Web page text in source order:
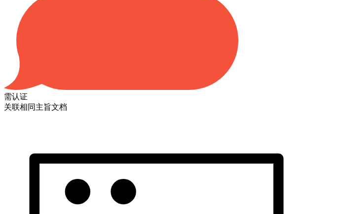
需认证
关联相同主旨文档